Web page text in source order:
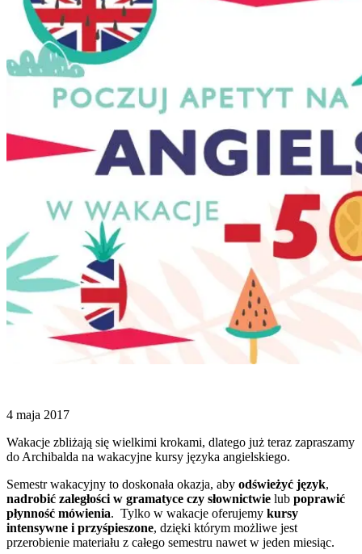
4 maja 2017
Wakacje zbliżają się wielkimi krokami, dlatego już teraz zapraszamy
do Archibalda na wakacyjne kursy języka angielskiego.
Semestr wakacyjny to doskonała okazja, aby odświeżyć język,
nadrobić zaległości w gramatyce czy słownictwie lub poprawić
płynność mówienia. Tylko w wakacje oferujemy kursy
intensywne i przyśpieszone, dzięki którym możliwe jest
przerobienie materiału z całego semestru nawet w jeden miesiąc.